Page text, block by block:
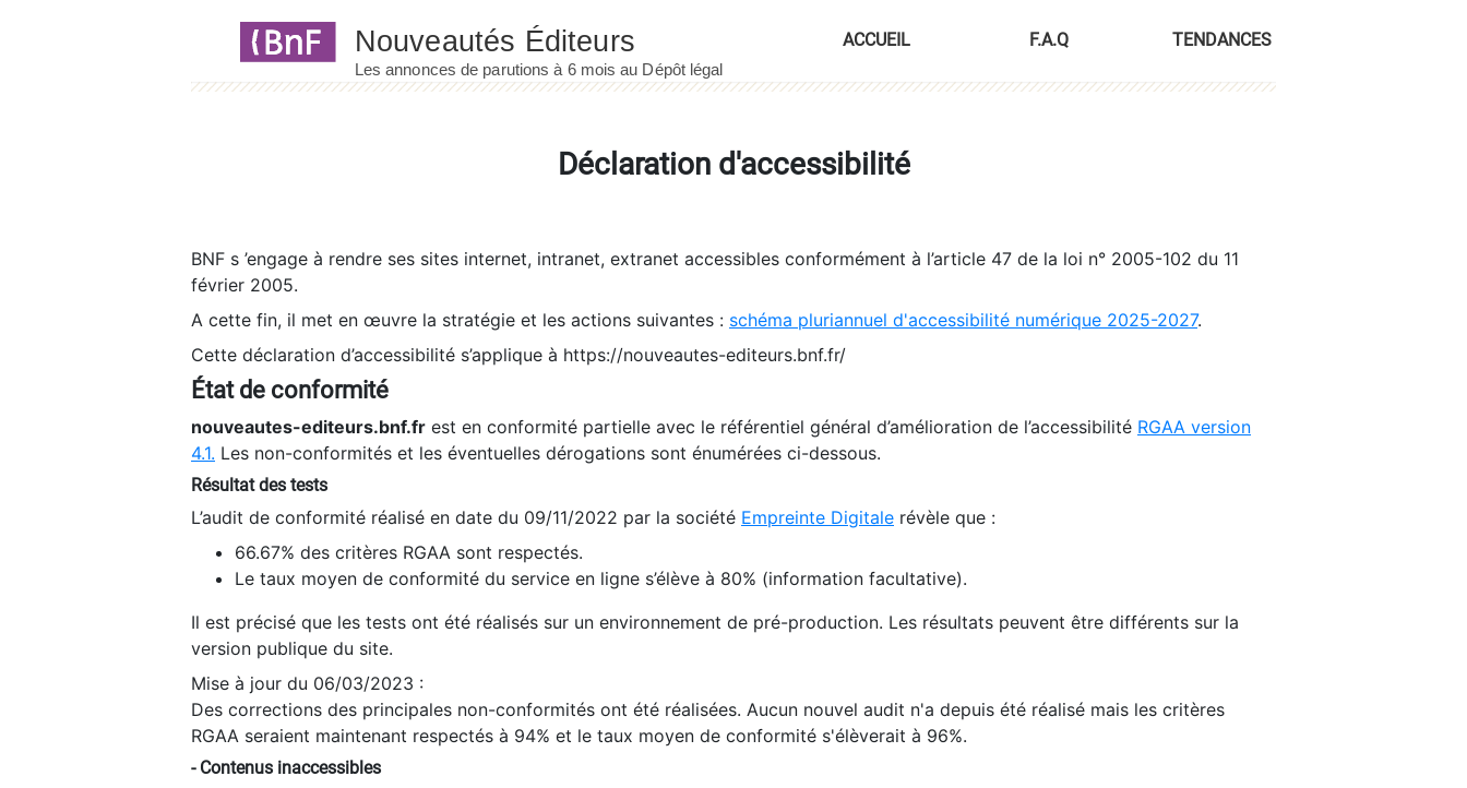
ACCUEIL F.A.Q TENDANCES
Déclaration d'accessibilité
BNF s ’engage à rendre ses sites internet, intranet, extranet accessibles conformément à l’article 47 de la loi n° 2005-102 du 11
février 2005.
A cette fin, il met en œuvre la stratégie et les actions suivantes : schéma pluriannuel d'accessibilité numérique 2025-2027.
Cette déclaration d’accessibilité s’applique à https://nouveautes-editeurs.bnf.fr/
État de conformité
nouveautes-editeurs.bnf.fr est en conformité partielle avec le référentiel général d’amélioration de l’accessibilité RGAA version
4.1. Les non-conformités et les éventuelles dérogations sont énumérées ci-dessous.
Résultat des tests
L’audit de conformité réalisé en date du 09/11/2022 par la société Empreinte Digitale révèle que :
66.67% des critères RGAA sont respectés.
Le taux moyen de conformité du service en ligne s’élève à 80% (information facultative).
Il est précisé que les tests ont été réalisés sur un environnement de pré-production. Les résultats peuvent être différents sur la
version publique du site.
Mise à jour du 06/03/2023 :
Des corrections des principales non-conformités ont été réalisées. Aucun nouvel audit n'a depuis été réalisé mais les critères
RGAA seraient maintenant respectés à 94% et le taux moyen de conformité s'élèverait à 96%.
- Contenus inaccessibles